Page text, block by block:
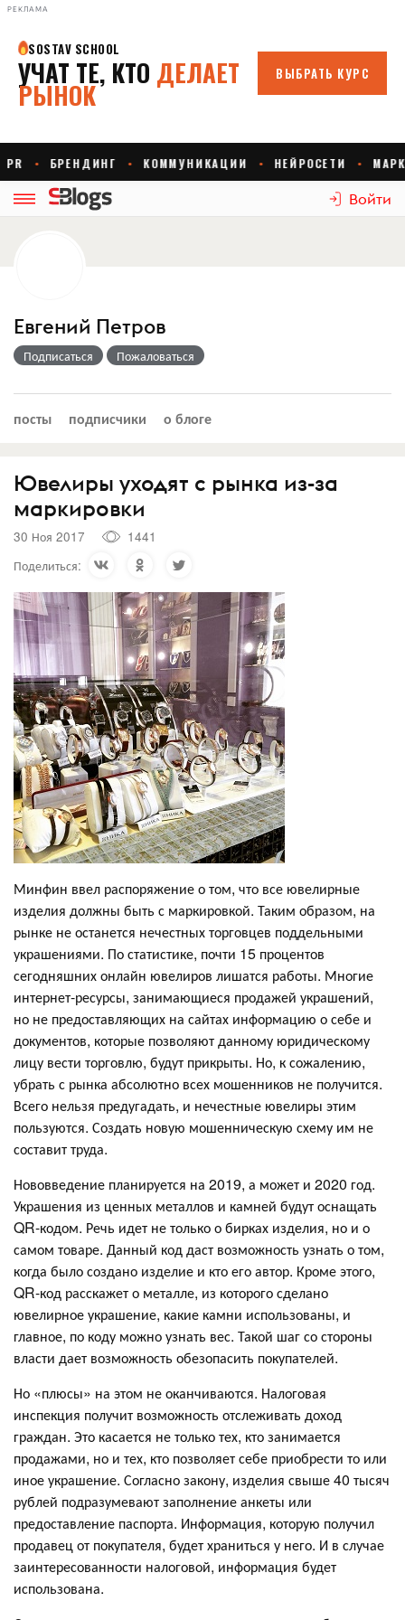
РЕКЛАМА
Войти
Евгений Петров
Подписаться Пожаловаться
посты подписчики о блоге
Ювелиры уходят с рынка из-за
маркировки
30 Ноя 2017
1441
Поделиться:
Минфин ввел распоряжение о том, что все ювелирные
изделия должны быть с маркировкой. Таким образом, на
рынке не останется нечестных торговцев поддельными
украшениями. По статистике, почти 15 процентов
сегодняшних онлайн ювелиров лишатся работы. Многие
интернет-ресурсы, занимающиеся продажей украшений,
но не предоставляющих на сайтах информацию о себе и
документов, которые позволяют данному юридическому
лицу вести торговлю, будут прикрыты. Но, к сожалению,
убрать с рынка абсолютно всех мошенников не получится.
Всего нельзя предугадать, и нечестные ювелиры этим
пользуются. Создать новую мошенническую схему им не
составит труда.
Нововведение планируется на 2019, а может и 2020 год.
Украшения из ценных металлов и камней будут оснащать
QR-кодом. Речь идет не только о бирках изделия, но и о
самом товаре. Данный код даст возможность узнать о том,
когда было создано изделие и кто его автор. Кроме этого,
QR-код расскажет о металле, из которого сделано
ювелирное украшение, какие камни использованы, и
главное, по коду можно узнать вес. Такой шаг со стороны
власти дает возможность обезопасить покупателей.
Но «плюсы» на этом не оканчиваются. Налоговая
инспекция получит возможность отслеживать доход
граждан. Это касается не только тех, кто занимается
продажами, но и тех, кто позволяет себе приобрести то или
иное украшение. Согласно закону, изделия свыше 40 тысяч
рублей подразумевают заполнение анкеты или
предоставление паспорта. Информация, которую получил
продавец от покупателя, будет храниться у него. И в случае
заинтересованности налоговой, информация будет
использована.